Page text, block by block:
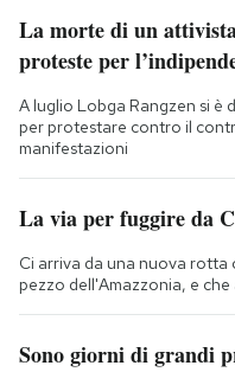
La morte di un
proteste per
A luglio Lobga Rangzen si
per protestare contro il
manifestazioni
La via per fuggire da
Ci arriva da una nuova rotta
pezzo dell'Amazzonia, e
Sono giorni di grandi